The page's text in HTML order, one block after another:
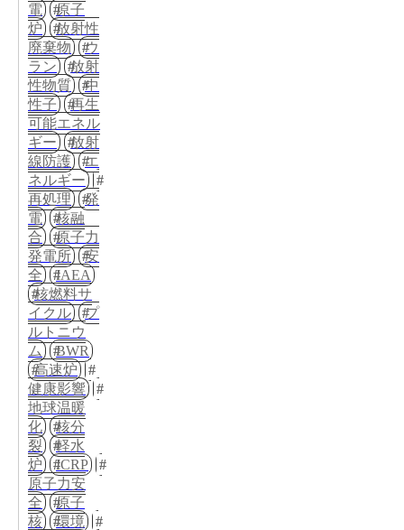
電
原子
炉
放射性
廃棄物
ウ
ラン
放射
性物質
中
性子
再生
可能エネル
ギー
放射
線防護
エ
ネルギー
再処理
発
電
核融
合
原子力
発電所
安
全
IAEA
核燃料サ
イクル
プ
ルトニウ
ム
BWR
高速炉
健康影響
地球温暖
化
核分
裂
軽水
炉
ICRP
原子力安
全
原子
核
環境